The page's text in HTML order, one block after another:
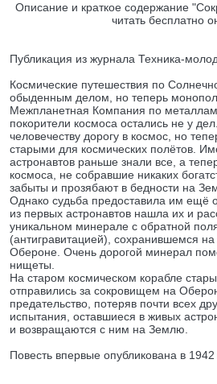
Описание и краткое содержание
читать бесплатно
Публикация из журнала Техника-
Космические путешествия по
обыденным делом, но теперь
Межпланетная Компания по
покорители космоса остались не у
человечеству дорогу в космос, но
старыми для космических полётов.
астронавтов раньше знали все, а
космоса, не собравшие никаких
забыты и прозябают в бедности на
Однако судьба предоставила им ещё
из первых астронавтов нашла их и
уникальном минерале с обратной
(антигравитацией), сохранившемся на
Обероне. Очень дорогой минерал
нищеты.
На старом космическом корабле
отправились за сокровищем на
предательство, потеряв почти всех
испытания, оставшиеся в живых
и возвращаются с ним на Землю.
Повесть впервые опубликована в 1942